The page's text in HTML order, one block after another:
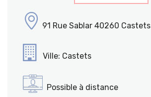
91 Rue Sablar 40260 Castets
Ville: Castets
Possible à distance